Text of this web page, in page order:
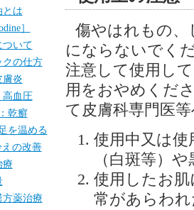
傷やはれもの、
にならないでく
注意して使用し
用をおやめくだ
て皮膚科専門医
使用中又は使
（白斑等）
使用したお
常があらわ